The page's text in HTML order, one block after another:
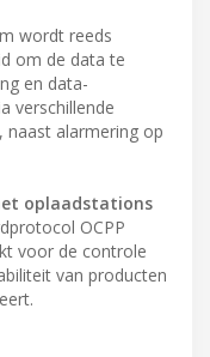
wordt reeds
om de data te
en data-
verschillende
alarmering op
oplaadstations
OCPP
voor de controle
van producten